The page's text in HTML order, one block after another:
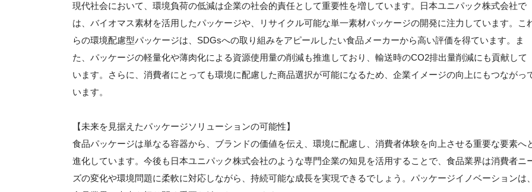
現代社会において、環境負荷の低減は企業の社会的責任として重要性を増しています。日本ユニパック株式会社で
は、バイオマス素材を活用したパッケージや、リサイクル可能な単一素材パッケージの開発に注力しています。こ
らの環境配慮型パッケージは、SDGsへの取り組みをアピールしたい食品メーカーから高い評価を得ています。ま
た、パッケージの軽量化や薄肉化による資源使用量の削減も推進しており、輸送時のCO2排出量削減にも貢献して
います。さらに、消費者にとっても環境に配慮した商品選択が可能になるため、企業イメージの向上にもつながっ
います。
【未来を見据えたパッケージソリューションの可能性】
食品パッケージは単なる容器から、ブランドの価値を伝え、環境に配慮し、消費者体験を向上させる重要な要素へ
進化しています。今後も日本ユニパック株式会社のような専門企業の知見を活用することで、食品業界は消費者ニ
ズの変化や環境問題に柔軟に対応しながら、持続可能な成長を実現できるでしょう。パッケージイノベーションは、